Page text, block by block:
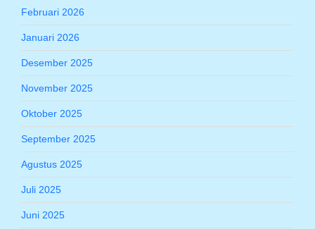
Februari 2026
Januari 2026
Desember 2025
November 2025
Oktober 2025
September 2025
Agustus 2025
Juli 2025
Juni 2025